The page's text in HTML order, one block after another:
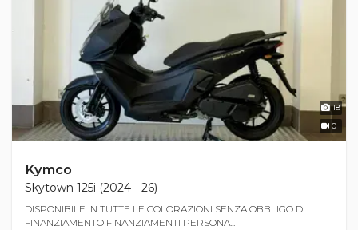
18
0
Kymco
Skytown 125i (2024 - 26)
DISPONIBILE IN TUTTE LE COLORAZIONI SENZA OBBLIGO DI
FINANZIAMENTO FINANZIAMENTI PERSONA...